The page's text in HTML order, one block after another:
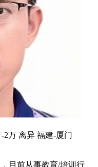
-2万 离异 福建-厦门
目前从事教育/培训行